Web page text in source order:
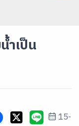
ำเป็น
15-